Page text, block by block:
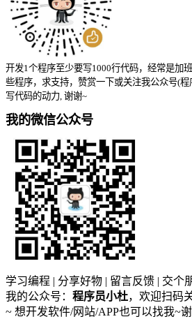
开发1个程序至少要写1000行代码，经常是加
些程序，求支持，赞赏一下或关注我公众号(
写代码的动力, 谢谢~
我的微信公众号
学习编程 | 分享好物 | 留言反馈 | 交个
我的公众号： 程序员小杜，欢迎扫码
~ 想开发软件/网站/APP也可以找我~